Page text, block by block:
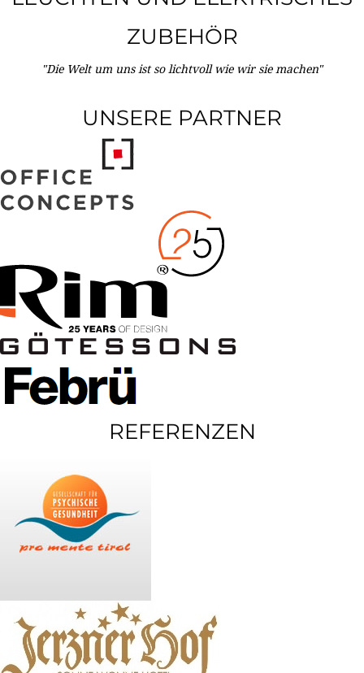
ZUBEHÖR
"Die Welt um uns ist so lichtvoll wie wir sie machen"
UNSERE PARTNER
REFERENZEN